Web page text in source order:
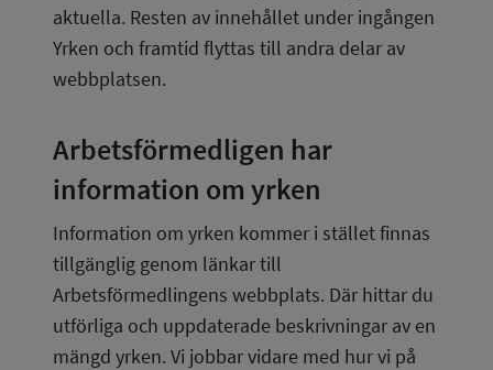
aktuella. Resten av innehållet under ingången
Yrken och framtid flyttas till andra delar av
webbplatsen.
Arbetsförmedligen har
information om yrken
Information om yrken kommer i stället finnas
tillgänglig genom länkar till
Arbetsförmedlingens webbplats. Där hittar du
utförliga och uppdaterade beskrivningar av en
mängd yrken. Vi jobbar vidare med hur vi på